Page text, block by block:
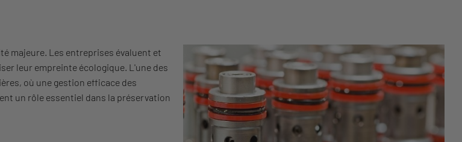
majeure. Les entreprises évaluent et
leur empreinte écologique. L'une des
où une gestion efficace des
un rôle essentiel dans la préservation